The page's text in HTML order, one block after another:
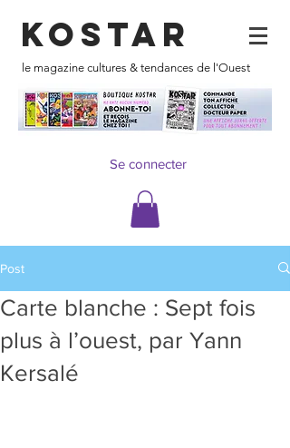
KOSTAR
le magazine cultures & tendances de l'Ouest
Se connecter
Post
Carte blanche : Sept fois
plus à l’ouest, par Yann
Kersalé